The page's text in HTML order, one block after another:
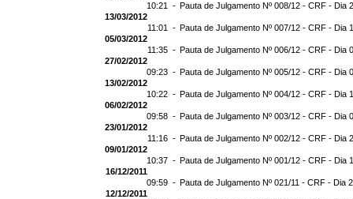
10:21 - Pauta de Julgamento Nº 008/12 - CRF - Dia
13/03/2012
11:01 - Pauta de Julgamento Nº 007/12 - CRF - Dia
05/03/2012
11:35 - Pauta de Julgamento Nº 006/12 - CRF - Dia
27/02/2012
09:23 - Pauta de Julgamento Nº 005/12 - CRF - Dia
13/02/2012
10:22 - Pauta de Julgamento Nº 004/12 - CRF - Dia
06/02/2012
09:58 - Pauta de Julgamento Nº 003/12 - CRF - Dia
23/01/2012
11:16 - Pauta de Julgamento Nº 002/12 - CRF - Dia
09/01/2012
10:37 - Pauta de Julgamento Nº 001/12 - CRF - Dia
16/12/2011
09:59 - Pauta de Julgamento Nº 021/11 - CRF - Dia
12/12/2011